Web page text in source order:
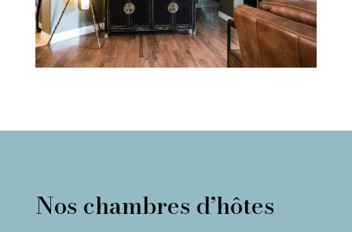
Nos chambres d’hôtes